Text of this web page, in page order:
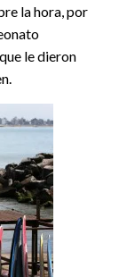
la hora, por
le dieron